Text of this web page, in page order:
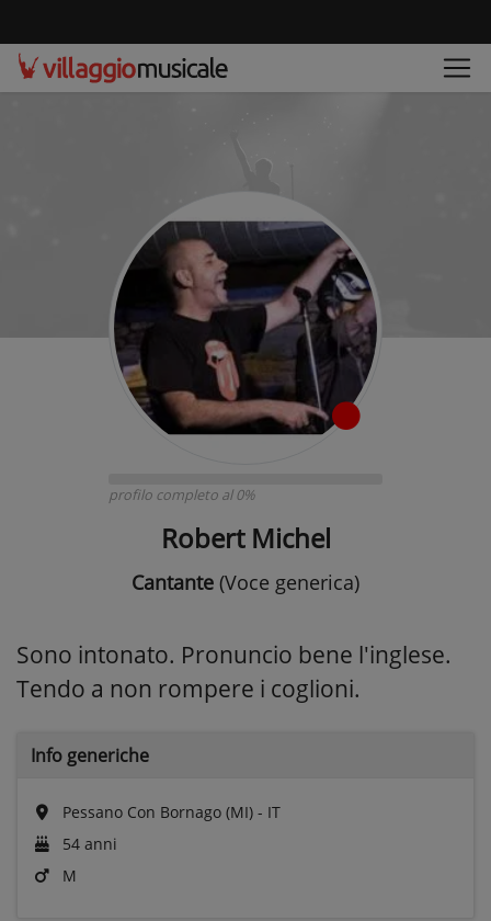
profilo completo al 0%
Robert Michel
Cantante (Voce generica)
Sono intonato. Pronuncio bene l'inglese.
Tendo a non rompere i coglioni.
Info generiche
Pessano Con Bornago (MI) - IT
54 anni
M